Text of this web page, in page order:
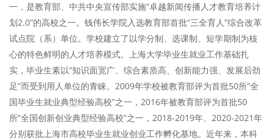
一，是教育部、中共中央宣传部实施“卓越新闻传播人才教育培养计
划2.0”的高校之一。钱伟长学院入选教育部首批“三全育人”综合改革
试点院（系）单位。学校建立了以学分制、选课制、短学期制为核
心的特色鲜明的人才培养模式。上海大学毕业生就业工作基础扎
实，毕业生素以“知识面宽广、综合素质高、创新能力强、发展后劲
足”而受到用人单位的青睐。2009年学校被教育部评为首批50所“全
国毕业生就业典型经验高校”之一，2016年被教育部评为首批50
所“全国创新创业典型经验高校”之一，2018-2019年、2020-2021年
分别获批上海市高校毕业生就业创业工作孵化基地。近年来，本科